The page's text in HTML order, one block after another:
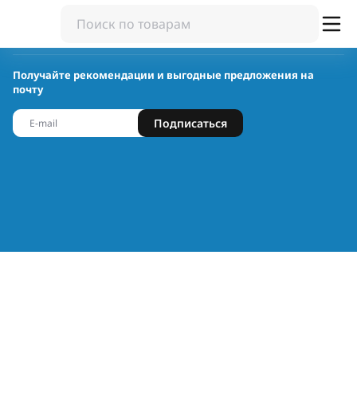
Получайте рекомендации и выгодные предложения на
почту
Подписаться